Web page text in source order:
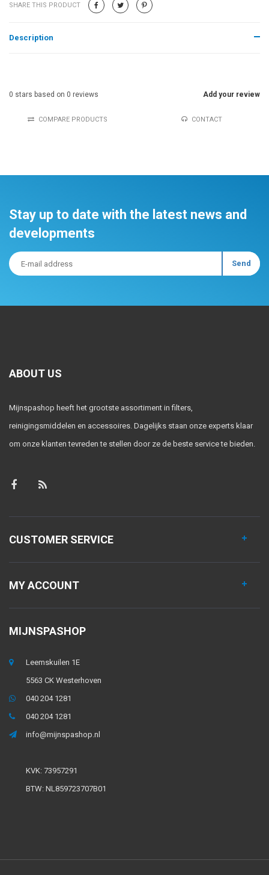
SHARE THIS PRODUCT
Description
Add your review
0 stars based on 0 reviews
COMPARE PRODUCTS CONTACT
Stay up to date with the latest news and
developments
ABOUT US
Mijnspashop heeft het grootste assortiment in filters,
reinigingsmiddelen en accessoires. Dagelijks staan onze experts klaar
om onze klanten tevreden te stellen door ze de beste service te bieden.
CUSTOMER SERVICE
MY ACCOUNT
MIJNSPASHOP
Leemskuilen 1E
5563 CK Westerhoven
040 204 1281
040 204 1281
info@mijnspashop.nl
KVK: 73957291
BTW: NL859723707B01